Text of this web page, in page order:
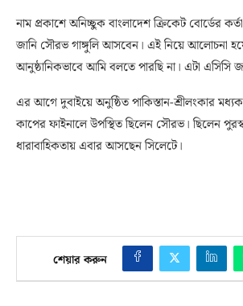
নাম প্রকাশে অনিচ্ছুক বাংলাদেশ ক্রিকেট বোর্ডের
জানি সৌরভ গাঙ্গুলি আসবেন। এই নিয়ে আলোচনা
আনুষ্ঠানিকভাবে আমি বলতে পারছি না। এটা এসিসি
এর আগে দুবাইয়ে অনুষ্ঠিত পাকিস্তান-শ্রীলংকার
কাপের ফাইনালে উপস্থিত ছিলেন সৌরভ। ছিলেন
ধারাবাহিকতায় এবার আসছেন সিলেটে।
শেয়ার করুন